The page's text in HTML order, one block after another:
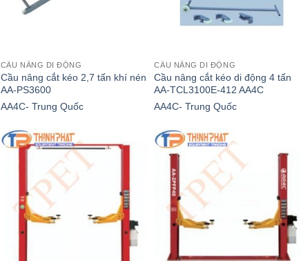
CẦU NÂNG DI ĐỘNG
Cầu nâng cắt kéo 2,7 tấn khí nén
AA-PS3600
AA4C- Trung Quốc
CẦU NÂNG DI ĐỘNG
Cầu nâng cắt kéo di động 4 tấn
AA-TCL3100E-412 AA4C
AA4C- Trung Quốc